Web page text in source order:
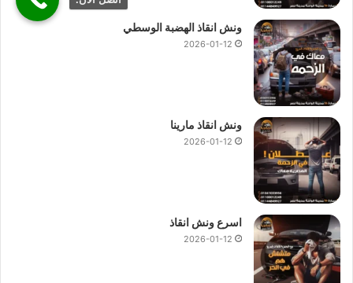
ونش انقاذ الهضبة الوسطي
2026-01-12
ونش انقاذ مارينا
2026-01-12
اسرع ونش انقاذ
2026-01-12